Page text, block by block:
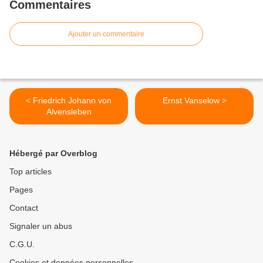
Commentaires
Ajouter un commentaire
< Friedrich Johann von
Alvensleben
Ernst Vanselow >
Hébergé par Overblog
Top articles
Pages
Contact
Signaler un abus
C.G.U.